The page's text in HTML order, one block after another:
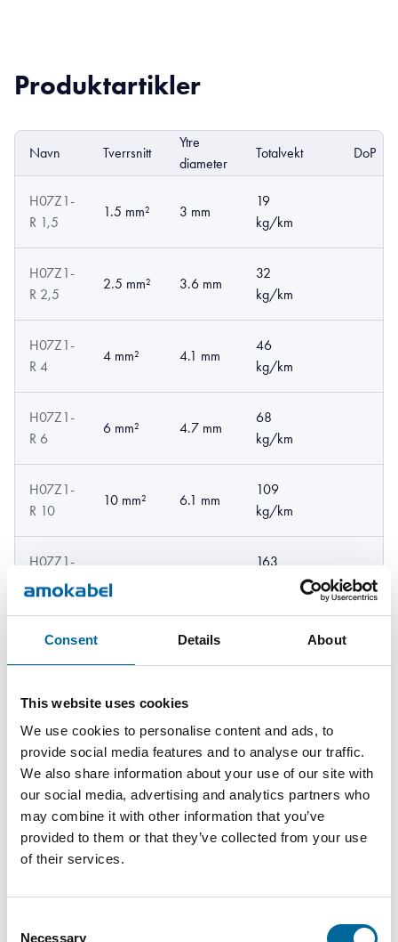
Consent Details About
This website uses cookies
We use cookies to personalise content and ads, to
provide social media features and to analyse our traffic.
We also share information about your use of our site with
our social media, advertising and analytics partners who
may combine it with other information that you’ve
provided to them or that they’ve collected from your use
of their services.
Necessary
Produktartikler
Navn Tverrsnitt
Ytre
diameter
Totalvekt DoP
H07Z1-
R 1,5
1.5 mm² 3 mm
19
kg/km
H07Z1-
R 2,5
2.5 mm² 3.6 mm
32
kg/km
H07Z1-
R 4
4 mm² 4.1 mm
46
kg/km
H07Z1-
R 6
6 mm² 4.7 mm
68
kg/km
H07Z1-
R 10
10 mm² 6.1 mm
109
kg/km
H07Z1-
R 16
163
H07Z1-
8.6 mm
H07Z1-
R 35
kg/km
H07Z1-
R 50
50 mm² 11.5 mm
483
kg/km
H07Z1-
70 mm²
13.5